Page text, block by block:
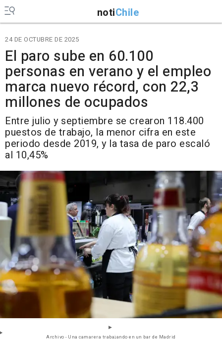
notiChile
24 DE OCTUBRE DE 2025
El paro sube en 60.100
personas en verano y el empleo
marca nuevo récord, con 22,3
millones de ocupados
Entre julio y septiembre se crearon 118.400
puestos de trabajo, la menor cifra en este
periodo desde 2019, y la tasa de paro escaló
al 10,45%
Archivo - Una camarera trabajando en un bar de Madrid